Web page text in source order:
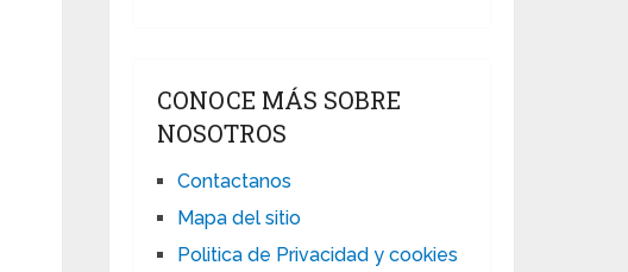
CONOCE MÁS SOBRE
NOSOTROS
Contactanos
Mapa del sitio
Politica de Privacidad y cookies